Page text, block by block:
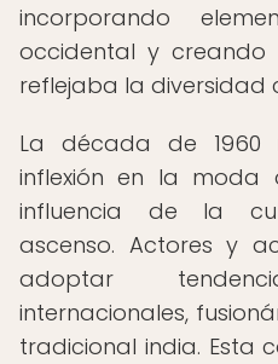
incorporando
occidental y creando
reflejaba la diversidad
La década de
inflexión en la moda
influencia de la
ascenso. Actores y
adoptar
internacionales,
tradicional india. Esta